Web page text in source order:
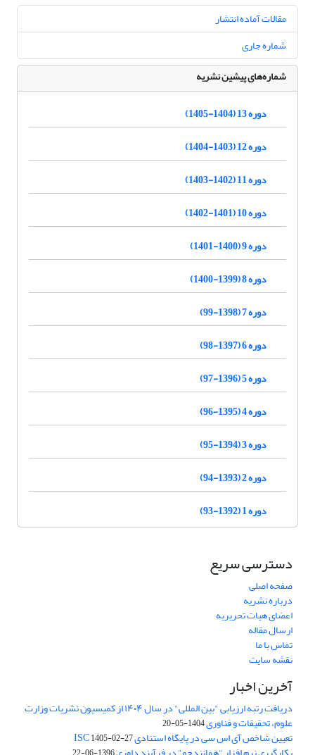
مقالات آماده انتشار
شماره جاری
شماره‌های پیشین نشریه
دوره 13 (1404-1405)
دوره 12 (1403-1404)
دوره 11 (1402-1403)
دوره 10 (1401-1402)
دوره 9 (1400-1401)
دوره 8 (1399-1400)
دوره 7 (1398-99)
دوره 6 (1397-98)
دوره 5 (1396-97)
دوره 4 (1395-96)
دوره 3 (1394-95)
دوره 2 (1393-94)
دوره 1 (1392-93)
دسترسی سریع
صفحه اصلی
درباره نشریه
اعضای هیات تحریریه
ارسال مقاله
تماس با ما
نقشه سایت
آخرین اخبار
دریافت رتبه ارزیابی "بین المللی" در سال ۱۴۰۴ از کمیسیون نشریات وزارت
علوم، تحقیقات و فناوری1404-05-20
تعیین شاخص آی اس سی در پایگاه استنادی ISC1405-02-27